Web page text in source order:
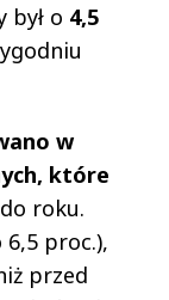
był o 4,5
w
które
roku.
proc.),
przed